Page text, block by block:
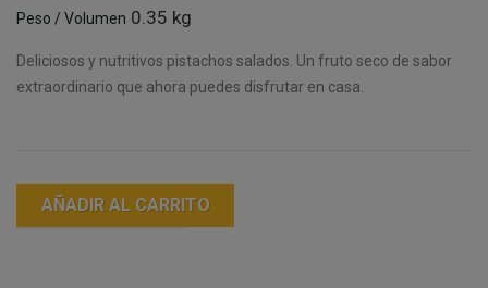
Peso / Volumen 0.35 kg
Deliciosos y nutritivos pistachos salados. Un fruto seco de sabor
extraordinario que ahora puedes disfrutar en casa.
AÑADIR AL CARRITO